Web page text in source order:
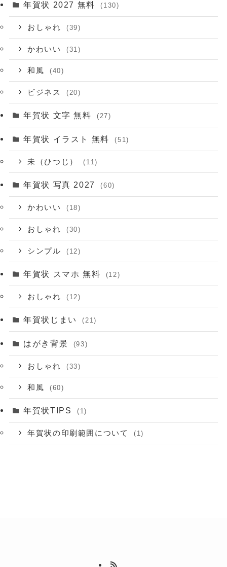
年賀状 2027 無料 (130)
おしゃれ (39)
かわいい (31)
和風 (40)
ビジネス (20)
年賀状 文字 無料 (27)
年賀状 イラスト 無料 (51)
未（ひつじ） (11)
年賀状 写真 2027 (60)
かわいい (18)
おしゃれ (30)
シンプル (12)
年賀状 スマホ 無料 (12)
おしゃれ (12)
年賀状じまい (21)
はがき背景 (93)
おしゃれ (33)
和風 (60)
年賀状TIPS (1)
年賀状の印刷範囲について (1)